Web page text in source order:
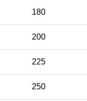
180
200
225
250